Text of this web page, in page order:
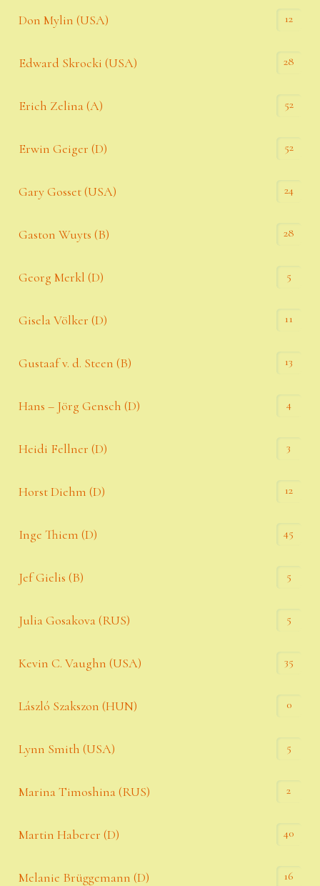
Don Mylin (USA) 12
Edward Skrocki (USA) 28
Erich Zelina (A) 52
Erwin Geiger (D) 52
Gary Gosset (USA) 24
Gaston Wuyts (B) 28
Georg Merkl (D) 5
Gisela Völker (D) 11
Gustaaf v. d. Steen (B) 13
Hans – Jörg Gensch (D) 4
Heidi Fellner (D) 3
Horst Diehm (D) 12
Inge Thiem (D) 45
Jef Gielis (B) 5
Julia Gosakova (RUS) 5
Kevin C. Vaughn (USA) 35
László Szakszon (HUN) 0
Lynn Smith (USA) 5
Marina Timoshina (RUS) 2
Martin Haberer (D) 40
Melanie Brüggemann (D) 16